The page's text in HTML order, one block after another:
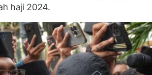
haji 2024.